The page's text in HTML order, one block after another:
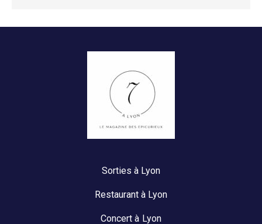
Sorties à Lyon
Restaurant à Lyon
Concert à Lyon